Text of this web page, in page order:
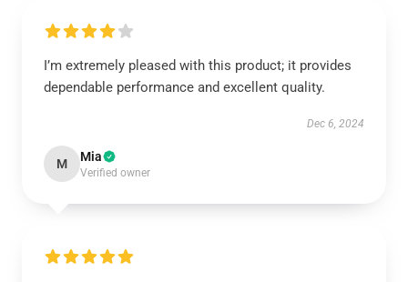
I’m extremely pleased with this product; it provides
dependable performance and excellent quality.
Dec 6, 2024
M Mia
Verified owner